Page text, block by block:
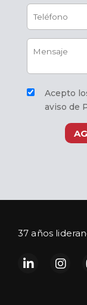
Acepto
aviso de
37 años